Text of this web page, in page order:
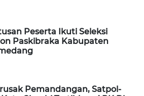
Peserta Ikuti Seleksi
Paskibraka Kabupaten
Pemandangan, Satpol-